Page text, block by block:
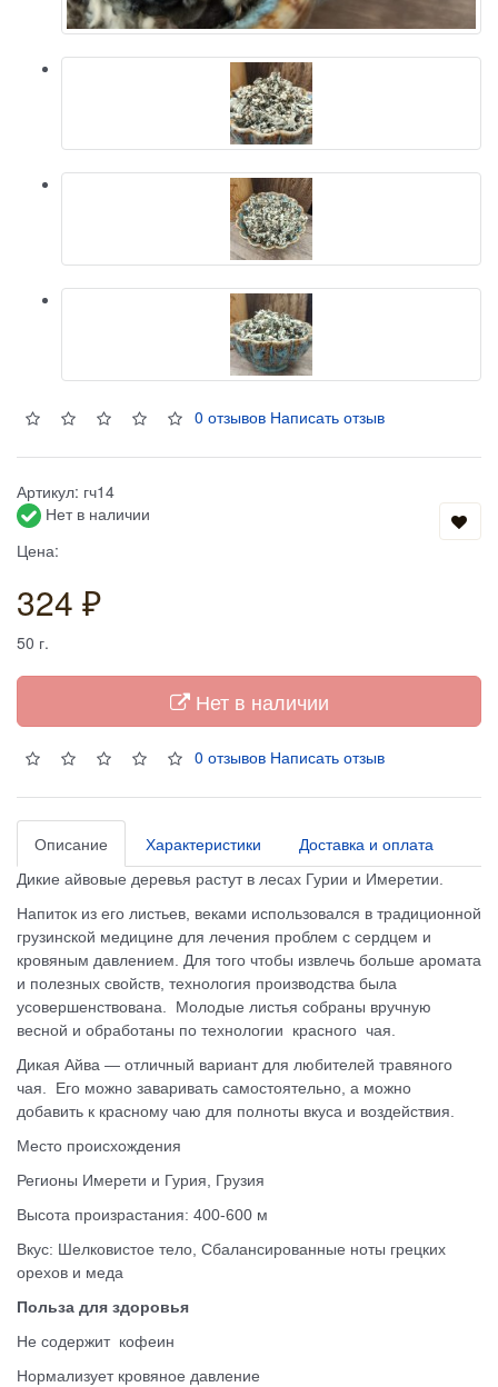
0 отзывов Написать отзыв
Артикул: гч14
Нет в наличии
Цена:
324 ₽
50 г.
Нет в наличии
0 отзывов Написать отзыв
Описание Характеристики Доставка и оплата
Дикие айвовые деревья растут в лесах Гурии и Имеретии.
Напиток из его листьев, веками использовался в традиционной
грузинской медицине для лечения проблем с сердцем и
кровяным давлением. Для того чтобы извлечь больше аромата
и полезных свойств, технология производства была
усовершенствована. Молодые листья собраны вручную
весной и обработаны по технологии красного чая.
Дикая Айва — отличный вариант для любителей травяного
чая. Его можно заваривать самостоятельно, а можно
добавить к красному чаю для полноты вкуса и воздействия.
Место происхождения
Регионы Имерети и Гурия, Грузия
Высота произрастания: 400-600 м
Вкус: Шелковистое тело, Сбалансированные ноты грецких
орехов и меда
Польза для здоровья
Не содержит кофеин
Нормализует кровяное давление